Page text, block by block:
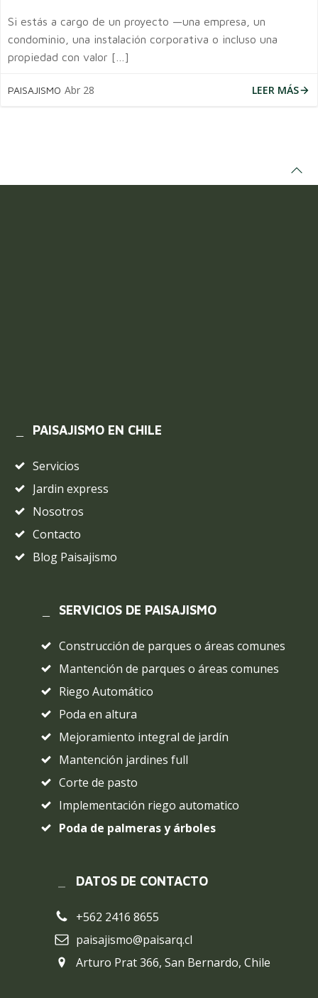
Si estás a cargo de un proyecto —una empresa, un
condominio, una instalación corporativa o incluso una
propiedad con valor […]
PAISAJISMO Abr 28 LEER MÁS
PAISAJISMO EN CHILE
Servicios
Jardin express
Nosotros
Contacto
Blog Paisajismo
SERVICIOS DE PAISAJISMO
Construcción de parques o áreas comunes
Mantención de parques o áreas comunes
Riego Automático
Poda en altura
Mejoramiento integral de jardín
Mantención jardines full
Corte de pasto
Implementación riego automatico
Poda de palmeras y árboles
DATOS DE CONTACTO
+562 2416 8655
paisajismo@paisarq.cl
Arturo Prat 366, San Bernardo, Chile